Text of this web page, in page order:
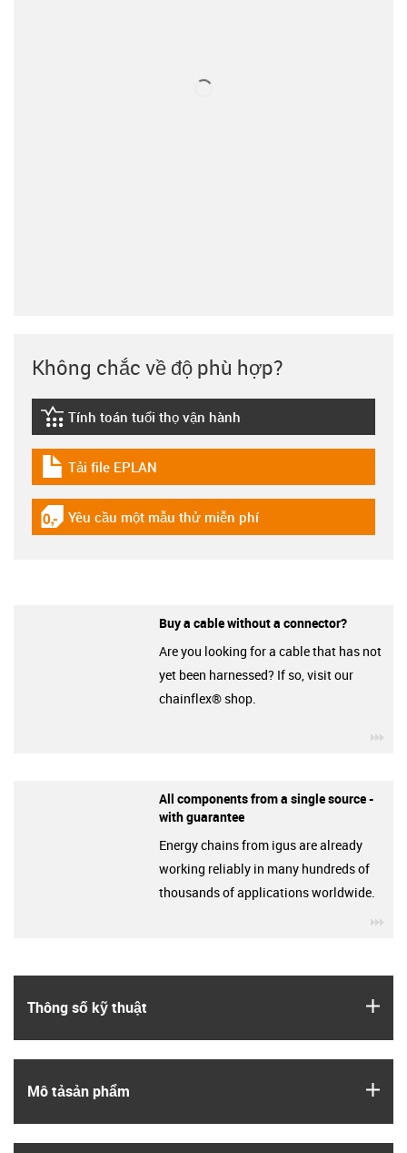
Thông số kỹ thuật
Mô tả­sản phẩm
Không chắc về độ phù hợp?
igus-icon-lebensdauerrechner
Tính toán tuổi thọ vận hành
igus-icon-download-plan
Tải file EPLAN
igus-icon-gratismuster
Yêu cầu một mẫu thử miễn phí
Buy a cable without a connector?
Are you looking for a cable that has not
yet been harnessed? If so, visit our
chainflex® shop.
All components from a single source -
with guarantee
Energy chains from igus are already
working reliably in many hundreds of
thousands of applications worldwide.